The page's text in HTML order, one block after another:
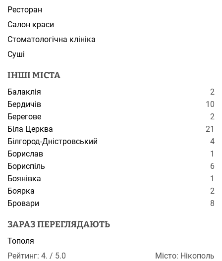
Ресторан
Салон краси
Стоматологічна клініка
Суші
ІНШІ МІСТА
Балаклія
2
Бердичів
10
Берегове
2
Біла Церква
21
Білгород-Дністровський
4
Борислав
1
Бориспіль
6
Боянівка
1
Боярка
2
Бровари
8
ЗАРАЗ ПЕРЕГЛЯДАЮТЬ
Тополя
Рейтинг: 4. / 5.0
Місто: Нікополь